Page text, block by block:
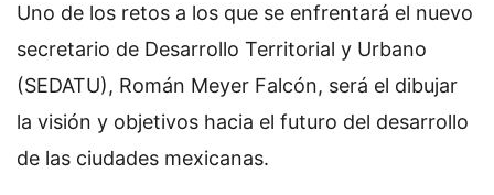
Uno de los retos a los que se enfrentará el nuevo
secretario de Desarrollo Territorial y Urbano
(SEDATU), Román Meyer Falcón, será el dibujar
la visión y objetivos hacia el futuro del desarrollo
de las ciudades mexicanas.